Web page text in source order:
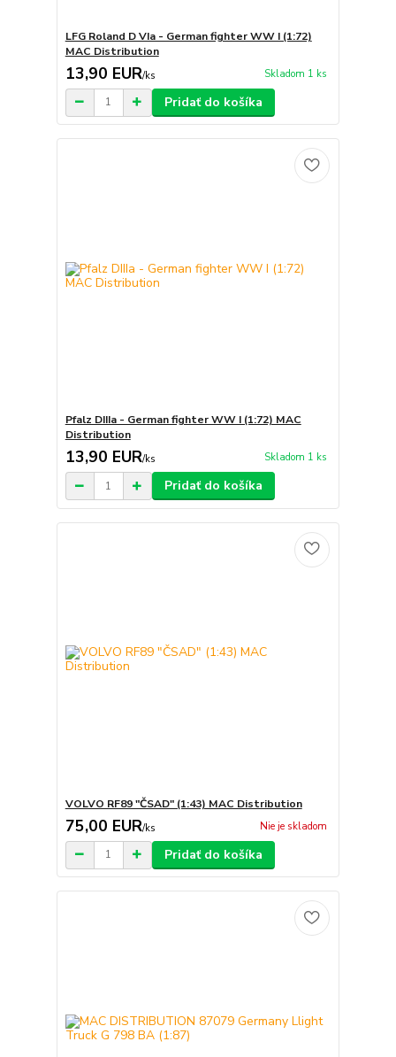
LFG Roland D VIa - German fighter WW I (1:72)
MAC Distribution
13,90 EUR/ks Skladom 1 ks
Pridať do košíka
Pfalz DIIIa - German fighter WW I (1:72) MAC
Distribution
13,90 EUR/ks Skladom 1 ks
Pridať do košíka
VOLVO RF89 "ČSAD" (1:43) MAC Distribution
75,00 EUR/ks Nie je skladom
Pridať do košíka